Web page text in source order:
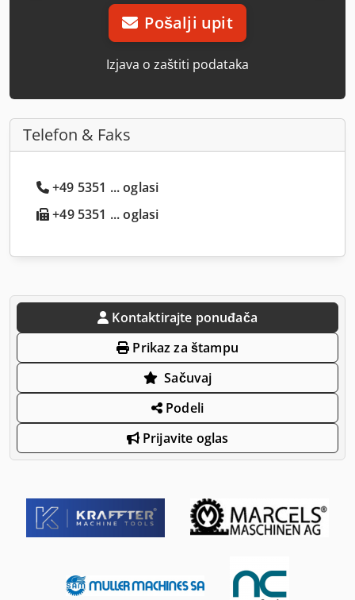
Pošalji upit
Izjava o zaštiti podataka
Telefon & Faks
+49 5351 ... oglasi
+49 5351 ... oglasi
Kontaktirajte ponuđača
Prikaz za štampu
Sačuvaj
Podeli
Prijavite oglas